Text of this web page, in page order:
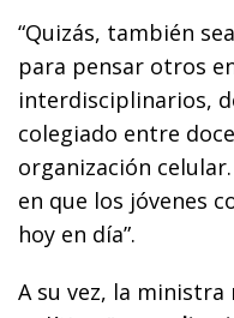
“Quizás, también
para pensar otros
interdisciplinarios,
colegiado entre
organización
en que los jóvenes
hoy en día”.
A su vez, la ministra